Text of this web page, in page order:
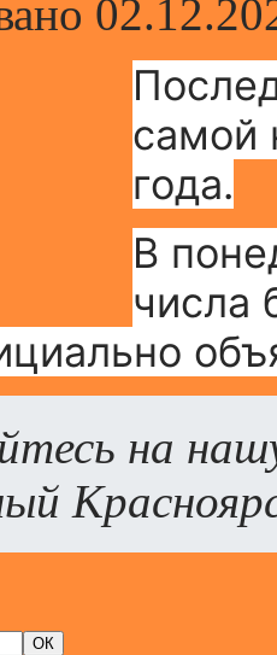
самой
года.
В
числа
на